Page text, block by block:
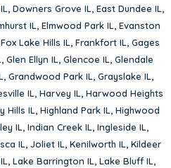
, Downers Grove IL, East Dundee IL,
IL, Elmwood Park IL, Evanston
Fox Lake Hills IL, Frankfort IL, Gages
, Glen Ellyn IL, Glencoe IL, Glendale
, Grandwood Park IL, Grayslake IL,
IL, Harvey IL, Harwood Heights
Hills IL, Highland Park IL, Highwood
IL, Indian Creek IL, Ingleside IL,
IL, Joliet IL, Kenilworth IL, Kildeer
, Lake Barrington IL, Lake Bluff IL,